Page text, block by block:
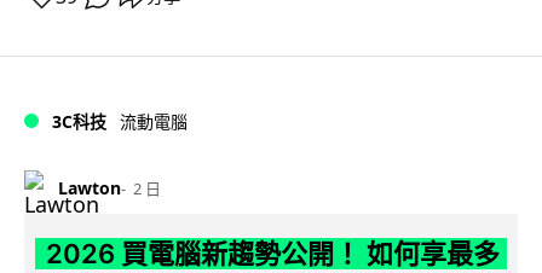
3C科技 流動電腦
Lawton 2 日
2026 買電腦新趨勢公開！ 如何享最多